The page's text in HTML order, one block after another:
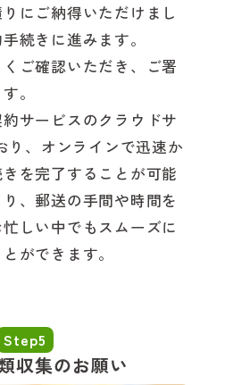
にご納得いただけまし
続きに進みます。
ご確認いただき、ご署
。
サービスのクラウドサ
り、オンラインで迅速か
を完了することが可能
、郵送の手間や時間を
しい中でもスムーズに
ができます。
Step5
収集のお願い